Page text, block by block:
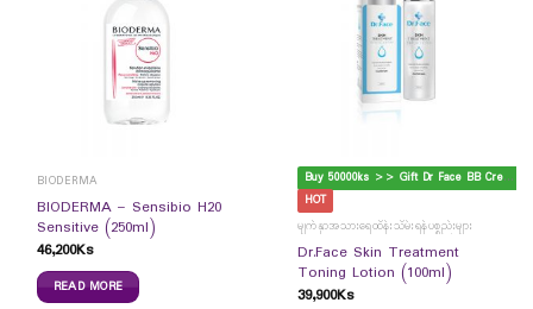
BIODERMA
BIODERMA – Sensibio H20
Sensitive (250ml)
46,200Ks
READ MORE
B
uy 50000ks >> Gift Dr Face BB Cream
HOT
မျက်နှာအသားရေထိန်းသိမ်းရန်ပစ္စည်းများ
Dr.Face Skin Treatment
Toning Lotion (100ml)
39,900Ks